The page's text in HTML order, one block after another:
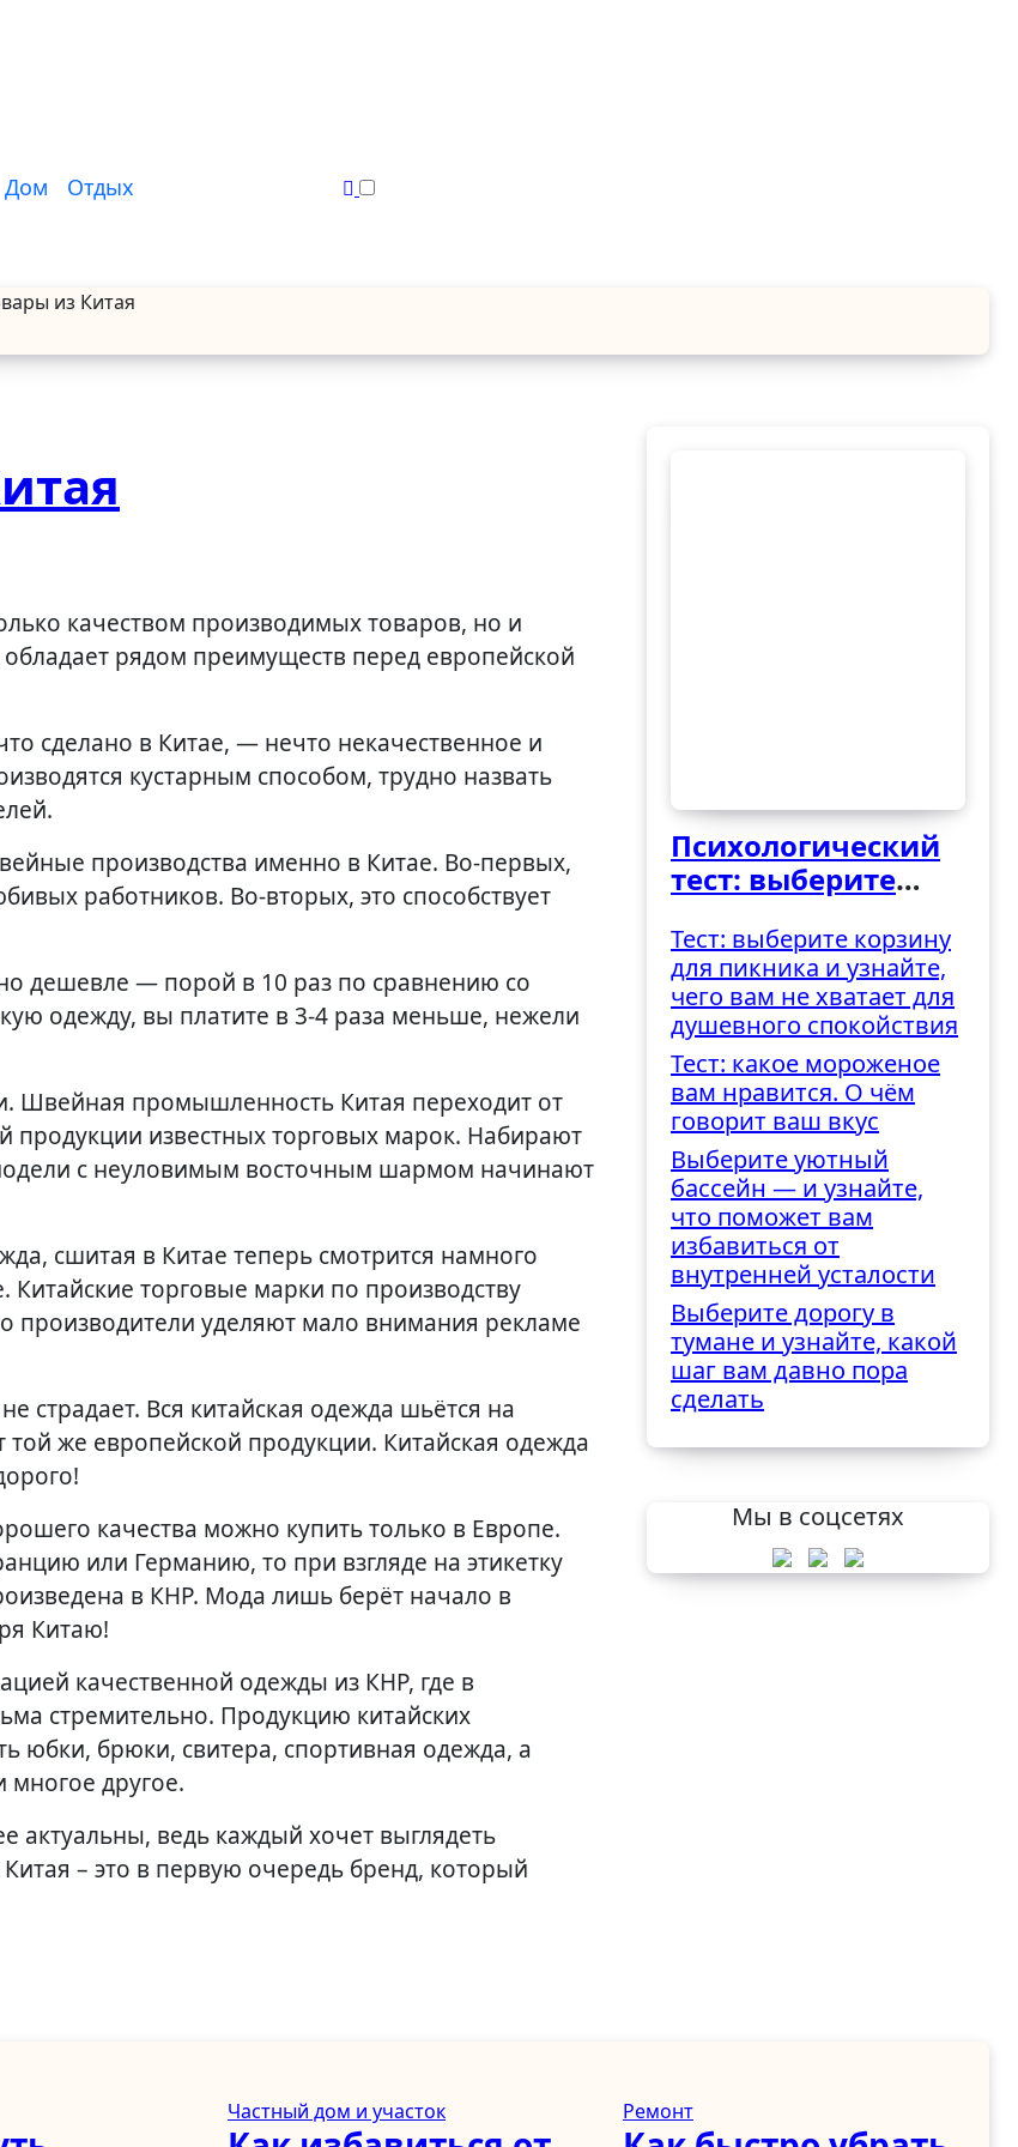
Дом Отдых
из Китая
рядом преимуществ перед европейской
сделано в Китае, — нечто некачественное и
кустарным способом, трудно назвать
производства именно в Китае. Во-первых,
работников. Во-вторых, это способствует
дешевле — порой в 10 раз по сравнению со
одежду, вы платите в 3-4 раза меньше, нежели
Швейная промышленность Китая переходит от
известных торговых марок. Набирают
с неуловимым восточным шармом начинают
сшитая в Китае теперь смотрится намного
торговые марки по производству
производители уделяют мало внимания рекламе
страдает. Вся китайская одежда шьётся на
же европейской продукции. Китайская одежда
качества можно купить только в Европе.
или Германию, то при взгляде на этикетку
в КНР. Мода лишь берёт начало в
Китаю!
качественной одежды из КНР, где в
стремительно. Продукцию китайских
юбки, брюки, свитера, спортивная одежда, а
другое.
актуальны, ведь каждый хочет выглядеть
– это в первую очередь бренд, который
Психологический
тест: выберите
как вы
справляетесь с
трудностями
Тест: выберите корзину
для пикника и узнайте,
чего вам не хватает для
душевного спокойствия
Тест: какое мороженое
вам нравится. О чём
говорит ваш вкус
Выберите уютный
бассейн — и узнайте,
что поможет вам
избавиться от
внутренней усталости
Выберите дорогу в
тумане и узнайте, какой
шаг вам давно пора
сделать
Мы в соцсетях
Частный дом и участок Ремонт